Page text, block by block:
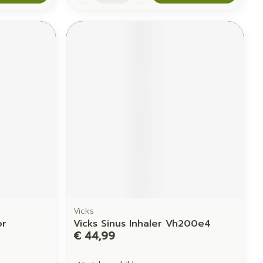
Vicks
Vicks Sinus Inhaler Vh200e4
€ 44,99